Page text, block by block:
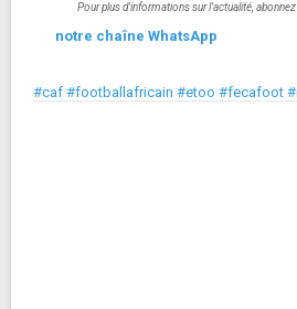
Pour plus d'informations sur l'actualité,
notre chaîne WhatsApp
#caf #footballafricain #etoo #fecafoot